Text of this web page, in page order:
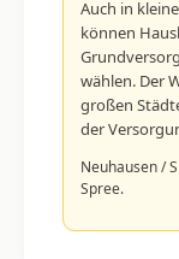
Auch in
können
wählen. Der
großen
der
Neuhausen /
Spree.